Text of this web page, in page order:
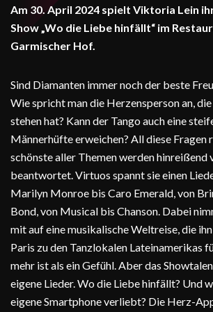
Am 30. April 2024 spielt Viktoria Lein
Show „Wo die Liebe hinfällt“ im
Garmischer Hof.
Sind Diamanten immer noch der beste
Wie spricht man die Herzensperson an,
stehen hat? Kann der Tango auch eine
Männerhüfte erweichen? All diese Fragen
schönste aller Themen werden hinreißend
beantwortet. Virtuos spannt sie einen
Marilyn Monroe bis Caro Emerald, von
Bond, von Musical bis Chanson. Dabei
mit auf eine musikalische Weltreise, die
Paris zu den Tanzlokalen Lateinamerikas
mehr ist als ein Gefühl. Aber das
eigene Lieder. Wo die Liebe hinfällt? Und
eigene Smartphone verliebt? Die Herz-